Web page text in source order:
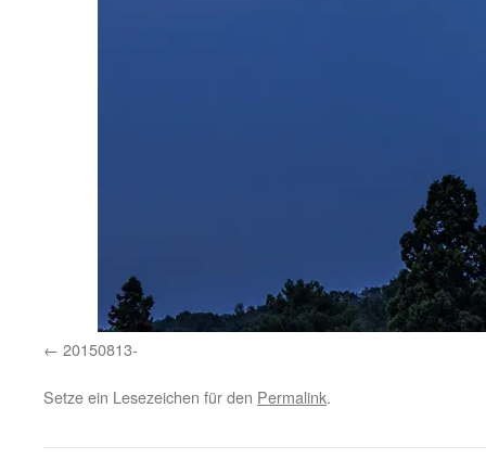
20150813-
Setze ein Lesezeichen für den Permalink.